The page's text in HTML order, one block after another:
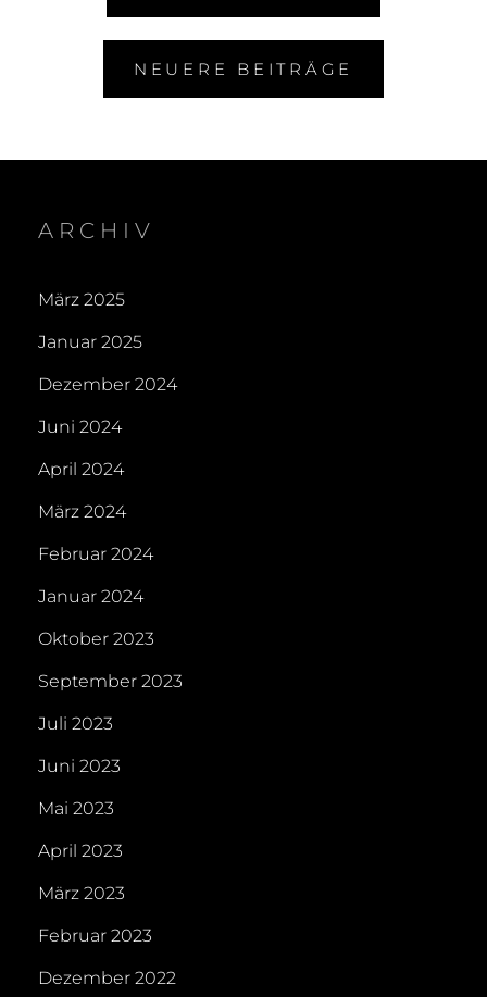
NEUERE BEITRÄGE
ARCHIV
März 2025
Januar 2025
Dezember 2024
Juni 2024
April 2024
März 2024
Februar 2024
Januar 2024
Oktober 2023
September 2023
Juli 2023
Juni 2023
Mai 2023
April 2023
März 2023
Februar 2023
Dezember 2022